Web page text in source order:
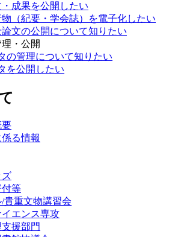
成果を公開したい
（紀要・学会誌）を電子化したい
文の公開について知りたい
・公開
の管理について知りたい
を公開したい
要
る情報
ズ
付等
貴重文物講習会
エンス専攻
援部門